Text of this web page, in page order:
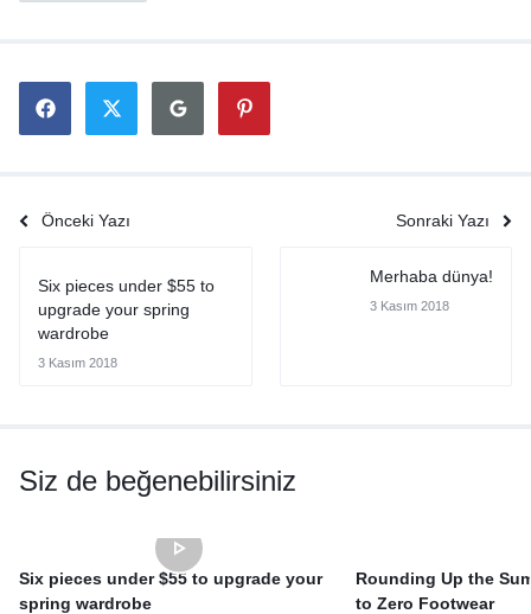
Önceki Yazı Sonraki Yazı
Six pieces under $55 to
upgrade your spring
wardrobe
3 Kasım 2018
Merhaba dünya!
3 Kasım 2018
Siz de beğenebilirsiniz
Six pieces under $55 to upgrade your
spring wardrobe
Rounding Up the
to Zero Footwear